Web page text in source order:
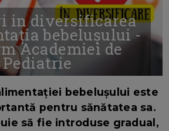
in diversificarea
bebelușului -
Academiei de
Pediatrie
bebelușului este
pentru sănătatea sa.
să fie introduse gradual,